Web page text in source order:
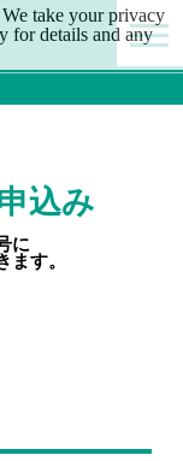
込み
に
ます。
take your privacy
for details and any